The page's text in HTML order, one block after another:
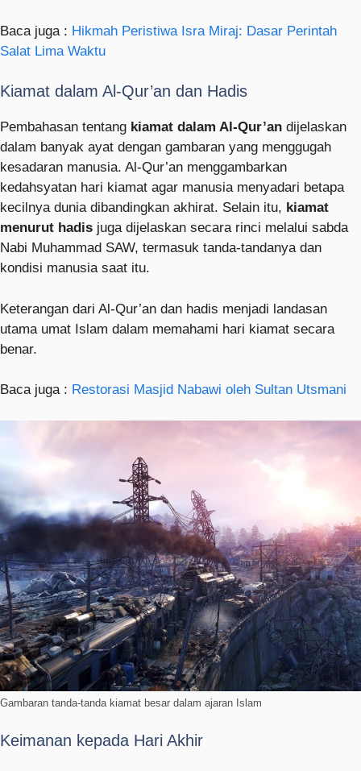
Baca juga : Hikmah Peristiwa Isra Miraj: Dasar Perintah
Salat Lima Waktu
Kiamat dalam Al-Qur’an dan Hadis
Pembahasan tentang kiamat dalam Al-Qur’an dijelaskan
dalam banyak ayat dengan gambaran yang menggugah
kesadaran manusia. Al-Qur’an menggambarkan
kedahsyatan hari kiamat agar manusia menyadari betapa
kecilnya dunia dibandingkan akhirat. Selain itu, kiamat
menurut hadis juga dijelaskan secara rinci melalui sabda
Nabi Muhammad SAW, termasuk tanda-tandanya dan
kondisi manusia saat itu.
Keterangan dari Al-Qur’an dan hadis menjadi landasan
utama umat Islam dalam memahami hari kiamat secara
benar.
Baca juga : Restorasi Masjid Nabawi oleh Sultan Utsmani
Gambaran tanda-tanda kiamat besar dalam ajaran Islam
Keimanan kepada Hari Akhir